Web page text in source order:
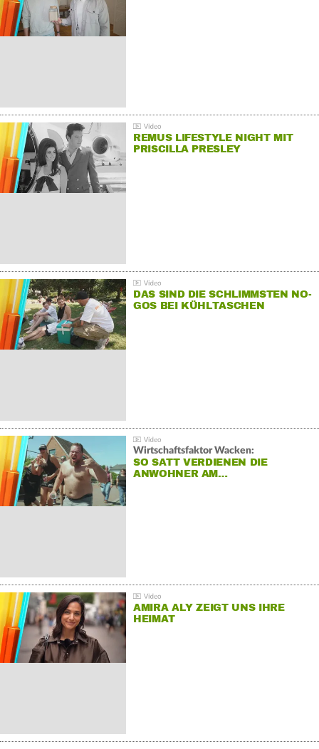
REMUS LIFESTYLE NIGHT MIT
PRISCILLA PRESLEY
DAS SIND DIE SCHLIMMSTEN NO-
GOS BEI KÜHLTASCHEN
Wirtschaftsfaktor Wacken:
SO SATT VERDIENEN DIE
ANWOHNER AM…
AMIRA ALY ZEIGT UNS IHRE
HEIMAT